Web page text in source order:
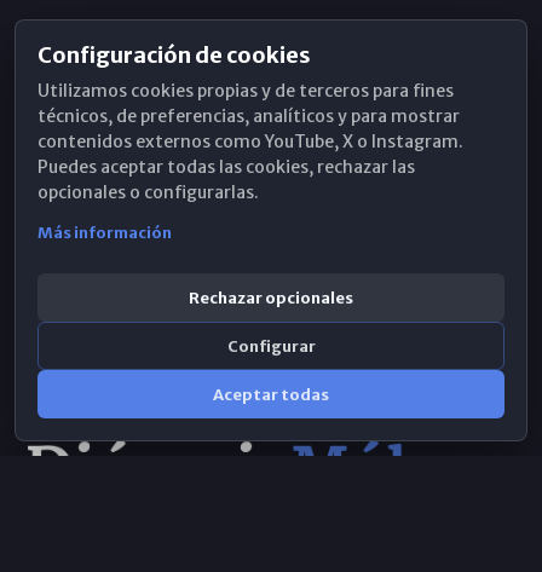
Horarios de Misa
Hemeroteca
WhatsApp
Configuración de cookies
Utilizamos cookies propias y de terceros para fines
técnicos, de preferencias, analíticos y para mostrar
contenidos externos como YouTube, X o Instagram.
Puedes aceptar todas las cookies, rechazar las
opcionales o configurarlas.
Más información
Rechazar opcionales
Configurar
Aceptar todas